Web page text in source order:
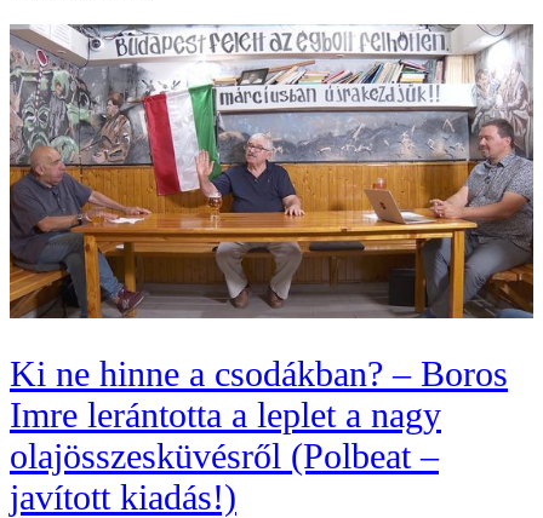
Ki ne hinne a csodákban? – Boros
Imre lerántotta a leplet a nagy
olajösszesküvésről (Polbeat –
javított kiadás!)